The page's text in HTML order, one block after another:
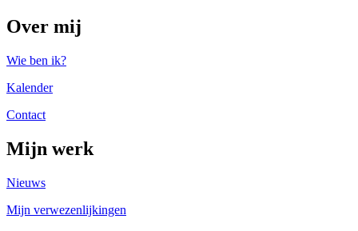
Over mij
Wie ben ik?
Kalender
Contact
Mijn werk
Nieuws
Mijn verwezenlijkingen